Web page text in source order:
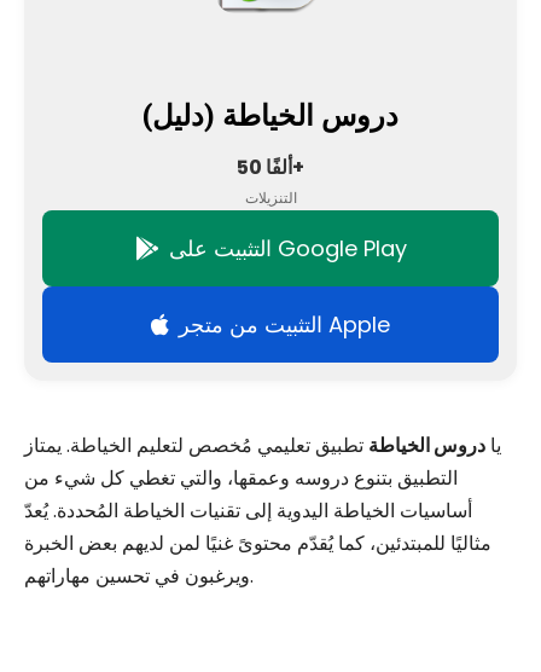
دروس الخياطة (دليل)
50 ألفًا+
التنزيلات
التثبيت على Google Play
التثبيت من متجر Apple
يا دروس الخياطة تطبيق تعليمي مُخصص لتعليم الخياطة. يمتاز
التطبيق بتنوع دروسه وعمقها، والتي تغطي كل شيء من
أساسيات الخياطة اليدوية إلى تقنيات الخياطة المُحددة. يُعدّ
مثاليًا للمبتدئين، كما يُقدّم محتوىً غنيًا لمن لديهم بعض الخبرة
ويرغبون في تحسين مهاراتهم.